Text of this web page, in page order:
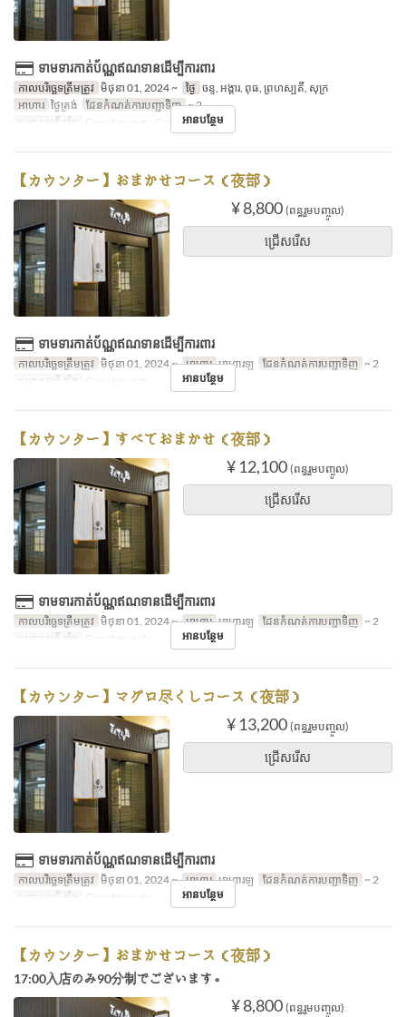
ទាមទារកាត់ប័ណ្ណឥណទានដើម្បីការពារ
កាលបរិច្ឆេទត្រឹមត្រូវ មិថុនា 01, 2024 ~ ថ្ងៃ ចន្ទ, អង្គារ, ពុធ, ព្រហស្បតិ៍, សុក្រ
អាហារ ថ្ងៃត្រង់ ដែនកំណត់ការបញ្ជាទិញ ~ 2
ប្រភេទកន្រ្ត័តាំង
Counter seats, Counter seats
អានបន្ថែម
【カウンター】おまかせコース（夜部）
¥ 8,800 (ពន្ធរួមបញ្ចូល)
ជ្រើសរើស
ទាមទារកាត់ប័ណ្ណឥណទានដើម្បីការពារ
កាលបរិច្ឆេទត្រឹមត្រូវ មិថុនា 01, 2024 ~ អាហារ អាហារឡ ដែនកំណត់ការបញ្ជាទិញ ~ 2
ប្រភេទកន្រ្ត័តាំង
Counter seats អានបន្ថែម
【カウンター】すべておまかせ（夜部）
¥ 12,100 (ពន្ធរួមបញ្ចូល)
ជ្រើសរើស
ទាមទារកាត់ប័ណ្ណឥណទានដើម្បីការពារ
កាលបរិច្ឆេទត្រឹមត្រូវ មិថុនា 01, 2024 ~ អាហារ អាហារឡ ដែនកំណត់ការបញ្ជាទិញ ~ 2
ប្រភេទកន្រ្ត័តាំង
Counter seats អានបន្ថែម
【カウンター】マグロ尽くしコース（夜部）
¥ 13,200 (ពន្ធរួមបញ្ចូល)
ជ្រើសរើស
ទាមទារកាត់ប័ណ្ណឥណទានដើម្បីការពារ
កាលបរិច្ឆេទត្រឹមត្រូវ មិថុនា 01, 2024 ~ អាហារ អាហារឡ ដែនកំណត់ការបញ្ជាទិញ ~ 2
ប្រភេទកន្រ្ត័តាំង
Counter seats អានបន្ថែម
【カウンター】おまかせコース（夜部）
17:00入店のみ90分制でございます。
¥ 8,800 (ពន្ធរួមបញ្ចូល)